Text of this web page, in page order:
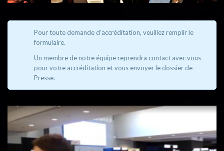
Pour toute demande d’accréditation, veuillez remplir le
formulaire.
Un membre de notre équipe reprendra contact avec vous
pour votre accréditation et vous envoyer le dossier de
Presse.